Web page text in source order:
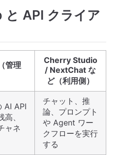
API クライア
管理
Cherry Studio
/ NextChat な
ど（利用側）
AI API
、
ャネ
チャット、推
論、プロンプト
や Agent ワー
クフローを実行
する